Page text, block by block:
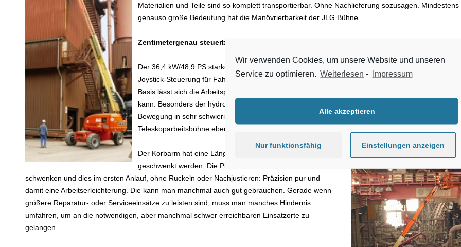
Materialien und Teile sind so komplett transportierbar. Ohne Nachlieferung sozusagen. Mindestens
genauso große Bedeutung hat die Manövrierbarkeit der JLG Bühne.
Zentimetergenau steuerbar
Der 36,4 kW/48,9 PS starke Dieselmotor liefert die Kraft für zügiges Arbeiten, die vollproportionale
Joystick-Steuerung für Fahrt, Lenkung, Teleskoparm und Schwenkfunktion die Präzision. Auf dieser
Basis lässt sich die Arbeitsplattform genau an die Stelle bewegen, wo dann effektiv gearbeitet
kann. Besonders der hydrostatische Antrieb in Verbindung mit dem Kriechgang ermöglicht auch die
Bewegung in sehr schwierigen, engen Baustellen oder Hallensituationen. In der Luft lässt sich die
Teleskoparbeitsbühne ebenso präzise an den Einsatzort lenken.
Der Korbarm hat eine Länge von 1,83 m und kann um 130°
geschwenkt werden. Die Plattform lässt sich um 180°
schwenken und dies im ersten Anlauf, ohne Ruckeln oder Nachjustieren: Präzision pur und
damit eine Arbeitserleichterung. Die kann man manchmal auch gut gebrauchen. Gerade wenn
größere Reparatur- oder Serviceeinsätze zu leisten sind, muss man manches Hindernis
umfahren, um an die notwendigen, aber manchmal schwer erreichbaren Einsatzorte zu
gelangen.
Wir verwenden Cookies, um unsere Website und unseren
Service zu optimieren. Weiterlesen - Impressum
Alle akzeptieren
Nur funktionsfähig Einstellungen anzeigen